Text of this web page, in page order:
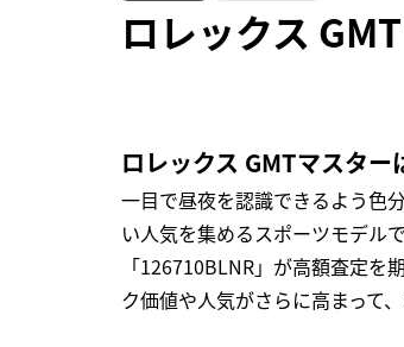
ロレックス
ロレックス GMTマスタ
一目で昼夜を認識できるよう色
い人気を集めるスポーツモデル
「126710BLNR」が高額査定
ク価値や人気がさらに高まって